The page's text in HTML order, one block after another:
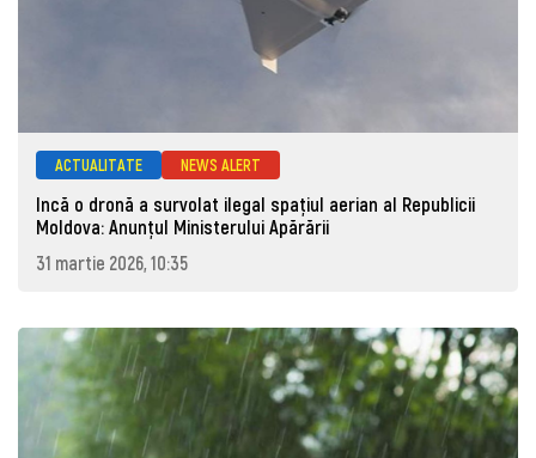
ACTUALITATE NEWS ALERT
Incă o dronă a survolat ilegal spațiul aerian al Republicii
Moldova: Anunţul Ministerului Apărării
31 martie 2026, 10:35